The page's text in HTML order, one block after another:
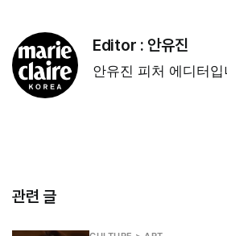
Editor : 안유진
안유진 피처 에디터입
관련 글